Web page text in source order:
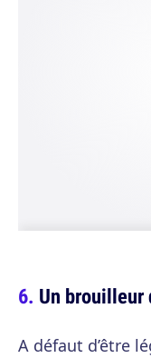
Un brouilleur
A défaut d’être